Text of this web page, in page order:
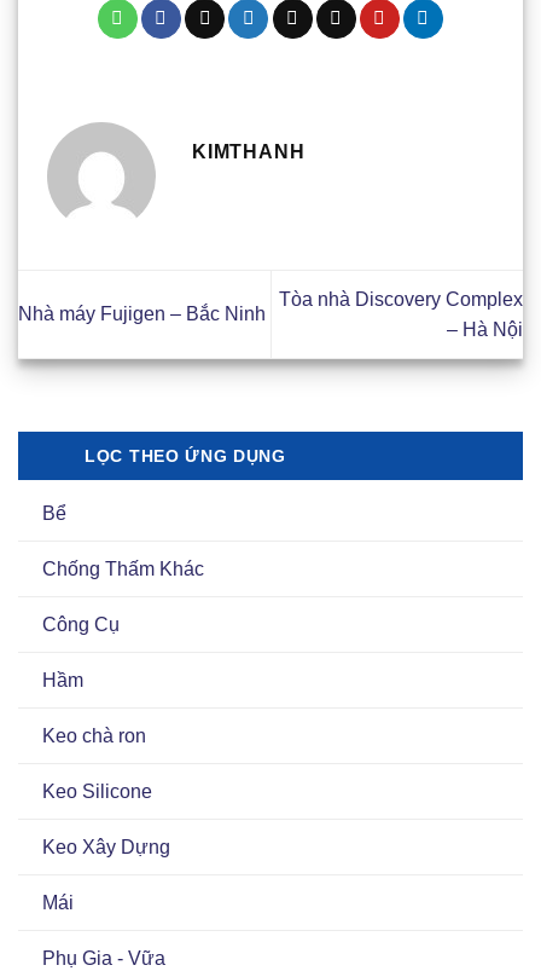
KIMTHANH
Nhà máy Fujigen – Bắc Ninh
Tòa nhà Discovery Complex
– Hà Nội
LỌC THEO ỨNG DỤNG
Bể
Chống Thấm Khác
Công Cụ
Hầm
Keo chà ron
Keo Silicone
Keo Xây Dựng
Mái
Phụ Gia - Vữa